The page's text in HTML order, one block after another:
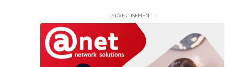
- ADVERTISEMENT -